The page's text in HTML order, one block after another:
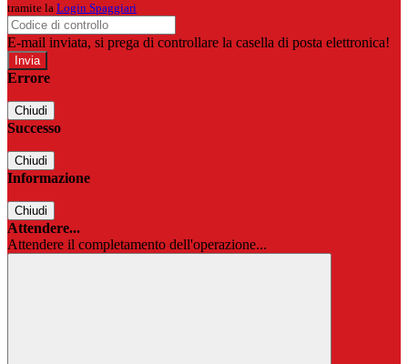
tramite la Login Spaggiari
E-mail inviata, si prega di controllare la casella di posta elettronica!
Errore
Chiudi
Successo
Chiudi
Informazione
Chiudi
Attendere...
Attendere il completamento dell'operazione...